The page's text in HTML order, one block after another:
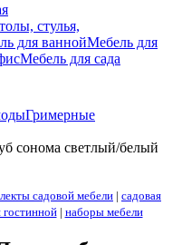
стулья,
для ваннойМебель для
Мебель для сада
Гримерные
сонома светлый/белый
садовой мебели | садовая
гостинной| наборы мебели